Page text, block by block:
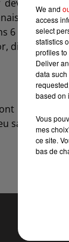
sont à
6
directeur
un
samedi 5
We and
access
select
statistics
profiles
Deliver
data
based on
Vous
mes
ce site.
bas de